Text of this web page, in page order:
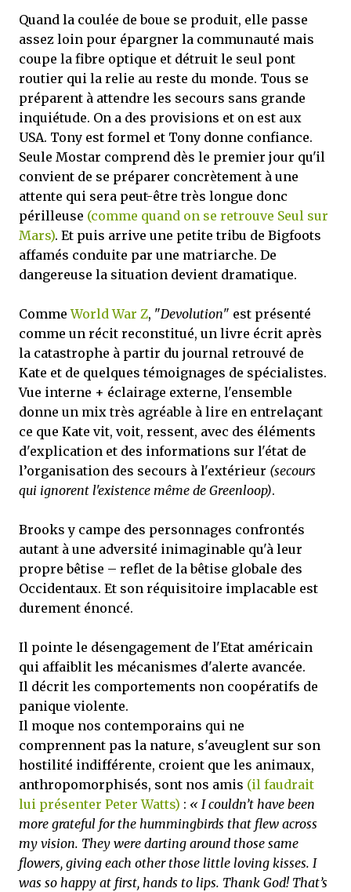
Quand la coulée de boue se produit, elle passe
assez loin pour épargner la communauté mais
coupe la fibre optique et détruit le seul pont
routier qui la relie au reste du monde. Tous se
préparent à attendre les secours sans grande
inquiétude. On a des provisions et on est aux
USA. Tony est formel et Tony donne confiance.
Seule Mostar comprend dès le premier jour qu'il
convient de se préparer concrètement à une
attente qui sera peut-être très longue donc
périlleuse (comme quand on se retrouve Seul sur
Mars). Et puis arrive une petite tribu de Bigfoots
affamés conduite par une matriarche. De
dangereuse la situation devient dramatique.
CommeWorld War Z, "Devolution" est présenté
comme un récit reconstitué, un livre écrit après
la catastrophe à partir du journal retrouvé de
Kate et de quelques témoignages de spécialistes.
Vue interne + éclairage externe, l'ensemble
donne un mix très agréable à lire en entrelaçant
ce que Kate vit, voit, ressent, avec des éléments
d'explication et des informations sur l'état de
l’organisation des secours à l'extérieur (secours
qui ignorent l'existence même de Greenloop).
Brooks y campe des personnages confrontés
autant à une adversité inimaginable qu'à leur
propre bêtise – reflet de la bêtise globale des
Occidentaux. Et son réquisitoire implacable est
durement énoncé.
Il pointe le désengagement de l'Etat américain
qui affaiblit les mécanismes d'alerte avancée.
Il décrit les comportements non coopératifs de
panique violente.
Il moque nos contemporains qui ne
comprennent pas la nature, s'aveuglent sur son
hostilité indifférente, croient que les animaux,
anthropomorphisés, sont nos amis (il faudrait
lui présenter Peter Watts) : « I couldn’t have been
more grateful for the hummingbirds that flew across
my vision. They were darting around those same
flowers, giving each other those little loving kisses. I
was so happy at first, hands to lips. Thank God! That’s